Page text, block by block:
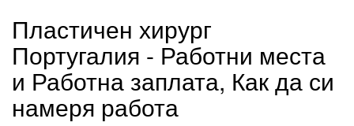
Пластичен хирург
Португалия - Работни места
и Работна заплата, Как да си
намеря работа